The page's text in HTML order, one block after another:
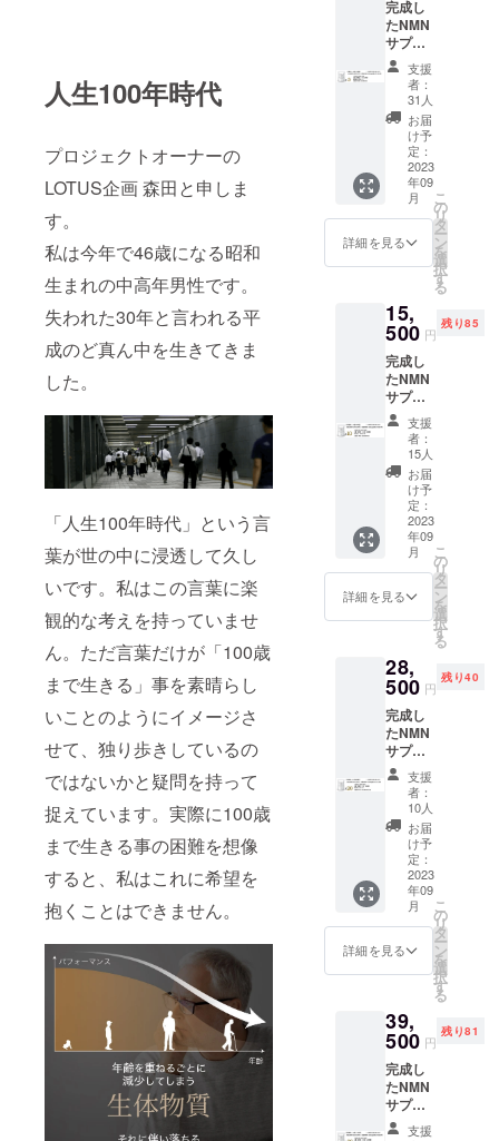
人生100年時代
プロジェクトオーナーの
LOTUS企画 森田と申しま
す。
私は今年で46歳になる昭和
生まれの中高年男性です。
失われた30年と言われる平
成のど真ん中を生きてきま
した。
「人生100年時代」という言
葉が世の中に浸透して久し
いです。私はこの言葉に楽
観的な考えを持っていませ
ん。ただ言葉だけが「100歳
まで生きる」事を素晴らし
いことのようにイメージさ
せて、独り歩きしているの
ではないかと疑問を持って
捉えています。実際に100歳
まで生きる事の困難を想像
すると、私はこれに希望を
抱くことはできません。
しにちょっ
と便利で、
ちょっと楽
しいもの」
をコンセプ
トに日々営
業していま
す。
・特商法に
関する情報
合同会社
LOTUS企画
代表者 森田
お問い合わ
info@lotus-
kikaku.com
よろしくお
願いしま
す。
完成し
たNMN
サプリ
メント
(SIMPL
E NMN
5000) 1
袋（40
粒） ×
3（120
粒） ／
（NMN
125mg
）あた
り 45.8
名：
SIMPLE
NMN
5000 名
称：β-
ニコチ
ンアミ
ド・モ
ノヌク
レオチ
ド含有
加工食
品 原材
料名：
β-ニコ
チンア
ミド・
（国内
製
造）、
デキス
トリン
／セル
ロー
ス、ス
テアリ
ン酸カ
ルシウ
ム、微
粒酸化
ケイ素
内容量
（1
袋）：
(300mg
NMN含
有量
5,000m
g 賞味
期限：
2025年
6月
支援
者：
31人
お届
け予
定：
2023
年09
月
詳細を見る
こ
の
リ
タ
ー
ン
を
選
択
す
る
15,
500 円
残り85
完成し
たNMN
サプリ
メント
(SIMPL
E NMN
5000) 1
袋（40
粒） ×
10（40
0粒）
／ 1粒
（NMN
125mg
）あた
り 38.7
名：
SIMPLE
NMN
5000 名
称：β-
ニコチ
ンアミ
ド・モ
ノヌク
レオチ
ド含有
加工食
品 原材
料名：
β-ニコ
チンア
ミド・
（国内
製
造）、
デキス
トリン
／セル
ロー
支援
者：
15人
お届
け予
定：
2023
年09
月
詳細を見る
こ
の
リ
タ
ー
ン
を
選
択
す
る
28,
500 円
残り40
完成し
たNMN
サプリ
メント
(SIMPL
E NMN
5000) 1
袋（40
粒） ×
20（80
0粒）
／ 1粒
（NMN
125mg
）あた
り 35.6
名：
SIMPLE
NMN
5000 名
称：β-
ニコチ
ンアミ
支援
者：
10人
お届
け予
定：
2023
年09
月
詳細を見る
こ
の
リ
タ
ー
ン
を
選
択
す
る
39,
500 円
残り81
完成し
たNMN
サプリ
メント
支援